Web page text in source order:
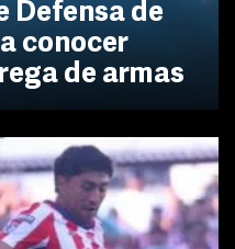
Defensa de
conocer
de armas